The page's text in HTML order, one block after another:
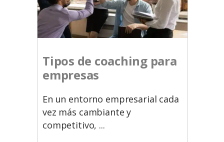
Tipos de coaching para
empresasㅤㅤㅤㅤㅤㅤㅤㅤㅤㅤㅤㅤㅤㅤㅤㅤㅤㅤ
En un entorno empresarial cada
vez más cambiante y
competitivo,